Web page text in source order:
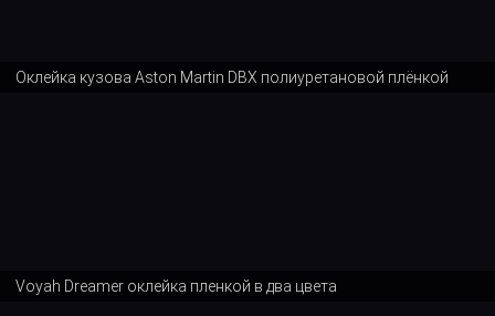
Оклейка кузова Aston Martin DBX полиуретановой плёнкой
Voyah Dreamer оклейка пленкой в два цвета